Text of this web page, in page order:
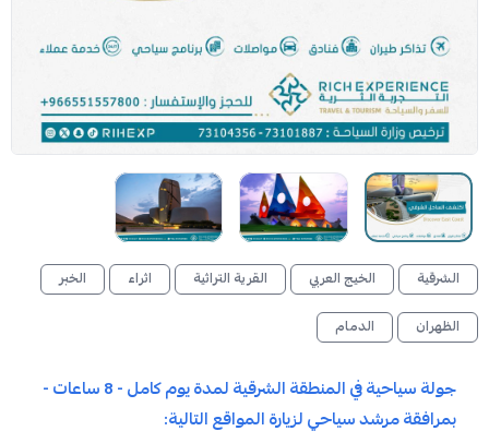
الشرقية الخيج العربي القرية التراثية اثراء
الخبر
الظهران
الدمام
جولة سياحية في المنطقة الشرقية لمدة يوم كامل - 8 ساعات -
بمرافقة مرشد سياحي لزيارة المواقع التالية: